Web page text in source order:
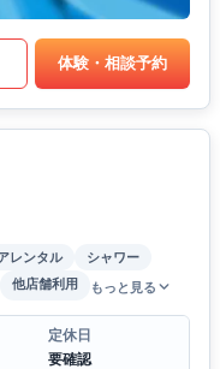
体験・相談予約
レンタル
シャワー
他店舗利用 もっと見る
定休日
要確認